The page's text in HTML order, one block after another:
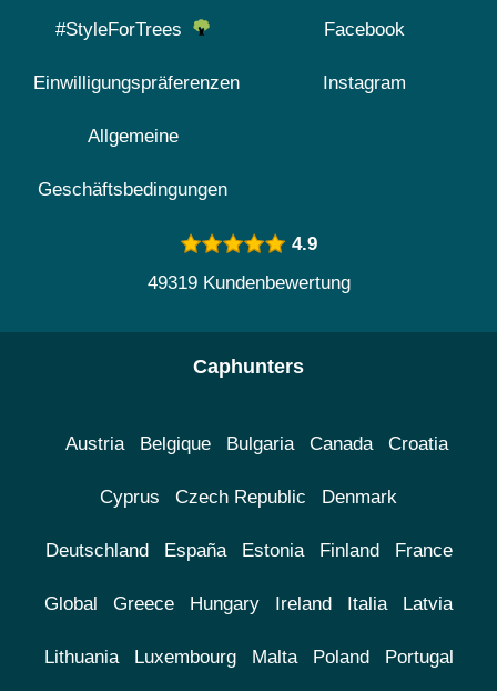
#StyleForTrees
Einwilligungspräferenzen
Allgemeine
Geschäftsbedingungen
Facebook
Instagram
4.9
49319 Kundenbewertung
Caphunters
Austria Belgique Bulgaria Canada Croatia
Cyprus Czech Republic Denmark
Deutschland España Estonia Finland France
Global Greece Hungary Ireland Italia Latvia
Lithuania Luxembourg Malta Poland Portugal